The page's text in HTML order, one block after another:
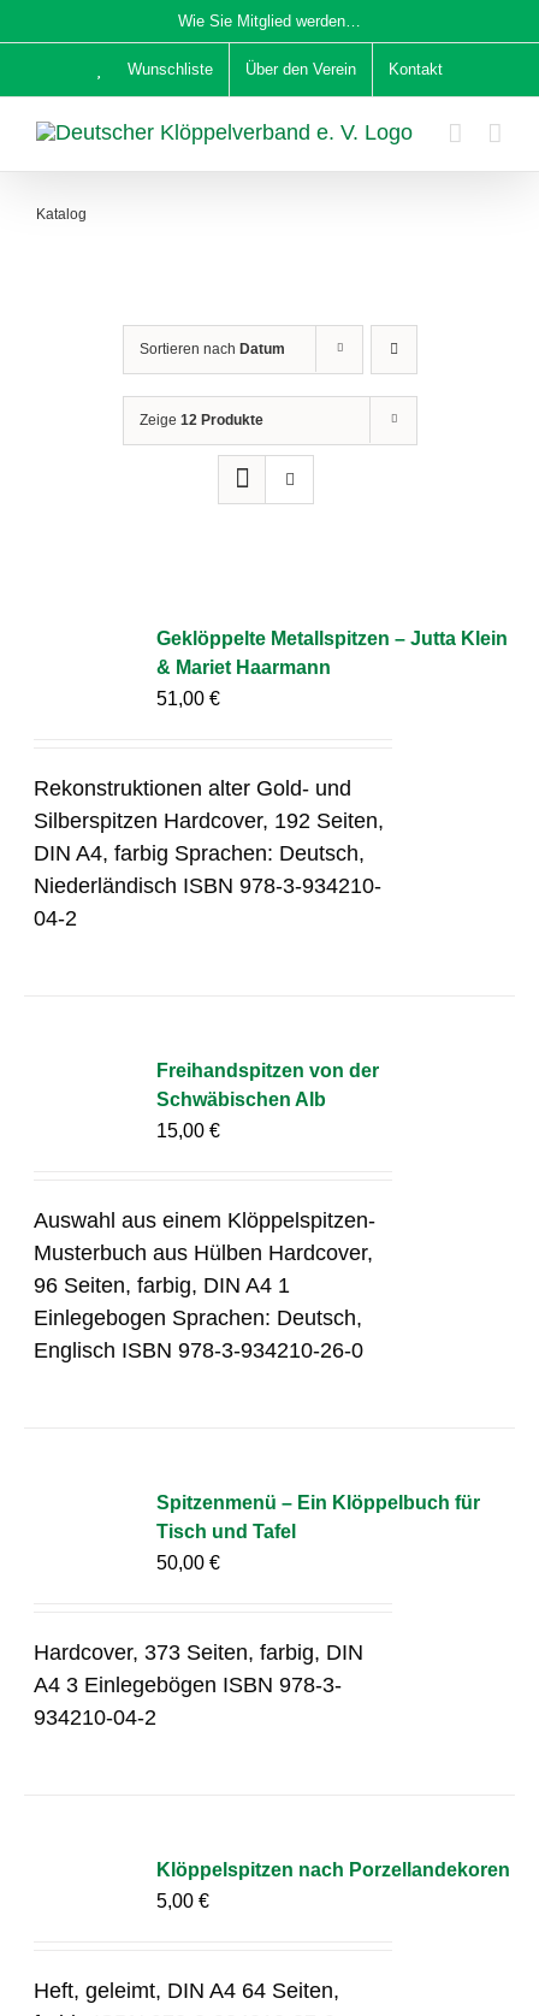
Inhalt
Wie Sie Mitglied werden…
Wunschliste Über den Verein Kontakt
Katalog
Sortieren nach Datum
Zeige 12 Produkte
Geklöppelte Metallspitzen – Jutta Klein
& Mariet Haarmann
51,00€
Rekonstruktionen alter Gold- und
Silberspitzen Hardcover, 192 Seiten,
DIN A4, farbig Sprachen: Deutsch,
Niederländisch ISBN 978-3-934210-
04-2
Freihandspitzen von der
Schwäbischen Alb
15,00€
Auswahl aus einem Klöppelspitzen-
Musterbuch aus Hülben Hardcover,
96 Seiten, farbig, DIN A4 1
Einlegebogen Sprachen: Deutsch,
Englisch ISBN 978-3-934210-26-0
Spitzenmenü – Ein Klöppelbuch für
Tisch und Tafel
50,00€
Hardcover, 373 Seiten, farbig, DIN
A4 3 Einlegebögen ISBN 978-3-
934210-04-2
Klöppelspitzen nach Porzellandekoren
5,00€
Heft, geleimt, DIN A4 64 Seiten,